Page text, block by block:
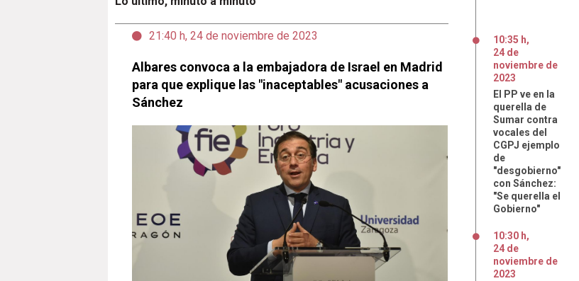
21:40 h, 24 de noviembre de 2023
Albares convoca a la embajadora de Israel en Madrid
para que explique las "inaceptables" acusaciones a
Sánchez
10:35 h,
24 de
noviembre de
2023
El PP ve en la
querella de
Sumar contra
vocales del
CGPJ ejemplo
de
"desgobierno"
con Sánchez:
"Se querella el
Gobierno"
10:30 h,
24 de
noviembre de
2023